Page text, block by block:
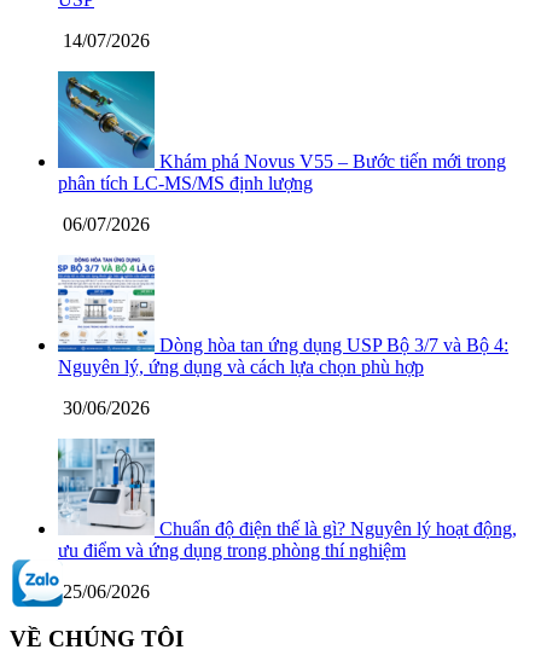
14/07/2026
Khám phá Novus V55 – Bước tiến mới trong
phân tích LC-MS/MS định lượng
06/07/2026
Dòng hòa tan ứng dụng USP Bộ 3/7 và Bộ 4:
Nguyên lý, ứng dụng và cách lựa chọn phù hợp
30/06/2026
Chuẩn độ điện thế là gì? Nguyên lý hoạt động,
ưu điểm và ứng dụng trong phòng thí nghiệm
25/06/2026
VỀ CHÚNG TÔI